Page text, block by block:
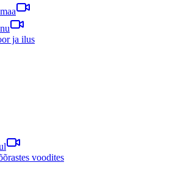
ja ilus
voodites